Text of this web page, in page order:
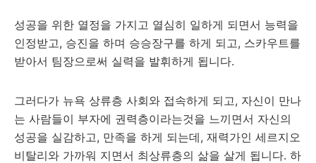
성공을 위한 열정을 가지고 열심히 일하게 되면서 능력을
인정받고, 승진을 하며 승승장구를 하게 되고, 스카우트를
받아서 팀장으로써 실력을 발휘하게 됩니다.
그러다가 뉴욕 상류층 사회와 접속하게 되고, 자신이 만나
는 사람들이 부자에 권력층이라는것을 느끼면서 자신의
성공을 실감하고, 만족을 하게 되는데, 재력가인 세르지오
비탈리와 가까워 지면서 최상류층의 삶을 살게 됩니다. 하